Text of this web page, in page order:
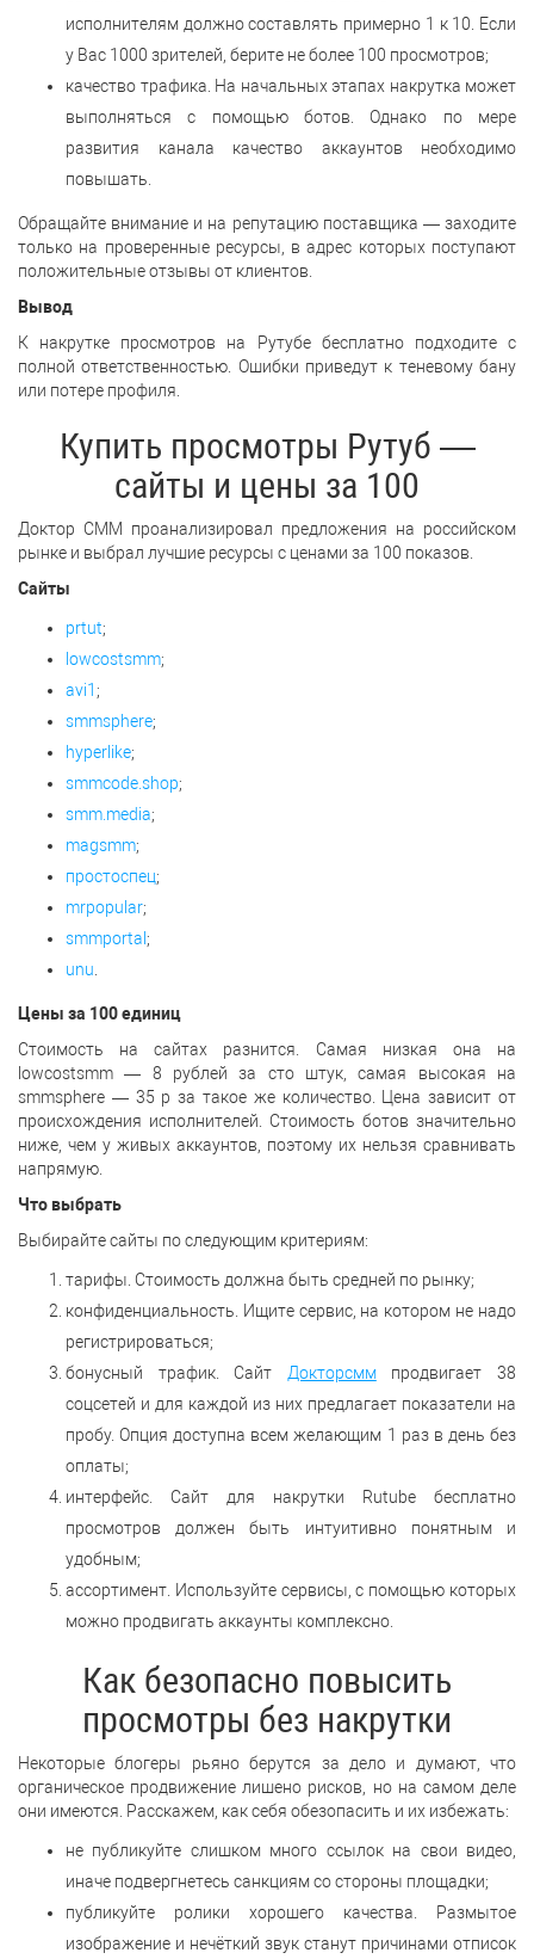
исполнителям должно составлять примерно 1 к 10. Если
у Вас 1000 зрителей, берите не более 100 просмотров;
качество трафика. На начальных этапах накрутка может
выполняться с помощью ботов. Однако по мере
развития канала качество аккаунтов необходимо
повышать.
Обращайте внимание и на репутацию поставщика — заходите
только на проверенные ресурсы, в адрес которых поступают
положительные отзывы от клиентов.
Вывод
К накрутке просмотров на Рутубе бесплатно подходите с
полной ответственностью. Ошибки приведут к теневому бану
или потере профиля.
Купить просмотры Рутуб —
сайты и цены за 100
Доктор СММ проанализировал предложения на российском
рынке и выбрал лучшие ресурсы с ценами за 100 показов.
Сайты
prtut;
lowcostsmm;
avi1 ;
smmsphere;
hyperlike;
smmcode.shop;
smm.media;
magsmm;
простоспец;
mrpopular;
smmportal ;
unu
Цены за 100 единиц
Стоимость на сайтах разнится. Самая низкая она на
lowcostsmm — 8 рублей за сто штук, самая высокая на
smmsphere — 35 р за такое же количество. Цена зависит от
происхождения исполнителей. Стоимость ботов значительно
ниже, чем у живых аккаунтов, поэтому их нельзя сравнивать
напрямую.
Что выбрать
Выбирайте сайты по следующим критериям:
тарифы. Стоимость должна быть средней по рынку;
конфиденциальность. Ищите сервис, на котором не надо
регистрироваться;
бонусный трафик. Сайт Докторсммпродвигает 38
соцсетей и для каждой из них предлагает показатели на
пробу. Опция доступна всем желающим 1 раз в день без
оплаты;
интерфейс. Сайт для накрутки Rutube бесплатно
просмотров должен быть интуитивно понятным и
удобным;
ассортимент. Используйте сервисы, с помощью которых
можно продвигать аккаунты комплексно.
Как безопасно повысить
просмотры без накрутки
Некоторые блогеры рьяно берутся за дело и думают, что
органическое продвижение лишено рисков, но на самом деле
они имеются. Расскажем, как себя обезопасить и их избежать:
не публикуйте слишком много ссылок на свои видео,
иначе подвергнетесь санкциям со стороны площадки;
публикуйте ролики хорошего качества. Размытое
изображение и нечёткий звук станут причинами отписок